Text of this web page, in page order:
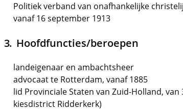
Politiek verband van onafhankelijke
vanaf 16 september 1913
Hoofdfuncties/beroepen
landeigenaar en ambachtsheer
advocaat te Rotterdam, vanaf 1885
lid Provinciale Staten van Zuid-Holland,
kiesdistrict Ridderkerk)